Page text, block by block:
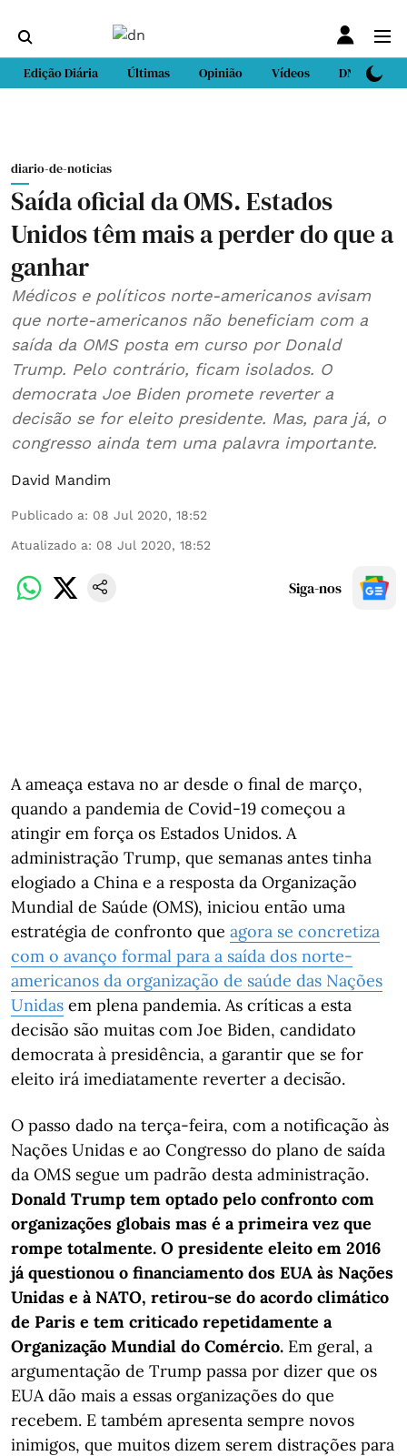
Edição Diária Últimas Opinião Vídeos DN Sport
diario-de-noticias
Saída oficial da OMS. Estados
Unidos têm mais a perder do que a
ganhar
Médicos e políticos norte-americanos avisam
que norte-americanos não beneficiam com a
saída da OMS posta em curso por Donald
Trump. Pelo contrário, ficam isolados. O
democrata Joe Biden promete reverter a
decisão se for eleito presidente. Mas, para já, o
congresso ainda tem uma palavra importante.
David Mandim
Publicado a: 08 Jul 2020, 18:52
Atualizado a: 08 Jul 2020, 18:52
Siga-nos
A ameaça estava no ar desde o final de março,
quando a pandemia de Covid-19 começou a
atingir em força os Estados Unidos. A
administração Trump, que semanas antes tinha
elogiado a China e a resposta da Organização
Mundial de Saúde (OMS), iniciou então uma
estratégia de confronto que agora se concretiza
com o avanço formal para a saída dos norte-
americanos da organização de saúde das Nações
Unidas em plena pandemia. As críticas a esta
decisão são muitas com Joe Biden, candidato
democrata à presidência, a garantir que se for
eleito irá imediatamente reverter a decisão.
O passo dado na terça-feira, com a notificação às
Nações Unidas e ao Congresso do plano de saída
da OMS segue um padrão desta administração.
Donald Trump tem optado pelo confronto com
organizações globais mas é a primeira vez que
rompe totalmente. O presidente eleito em 2016
já questionou o financiamento dos EUA às Nações
Unidas e à NATO, retirou-se do acordo climático
de Paris e tem criticado repetidamente a
Organização Mundial do Comércio. Em geral, a
argumentação de Trump passa por dizer que os
EUA dão mais a essas organizações do que
recebem. E também apresenta sempre novos
inimigos, que muitos dizem serem distrações para